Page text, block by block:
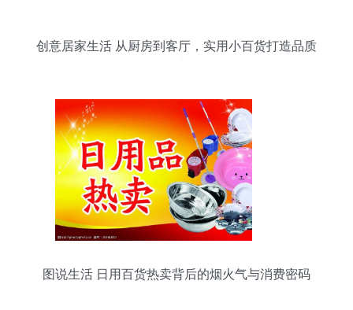
创意居家生活 从厨房到客厅，实用小百货打造品质
图说生活 日用百货热卖背后的烟火气与消费密码